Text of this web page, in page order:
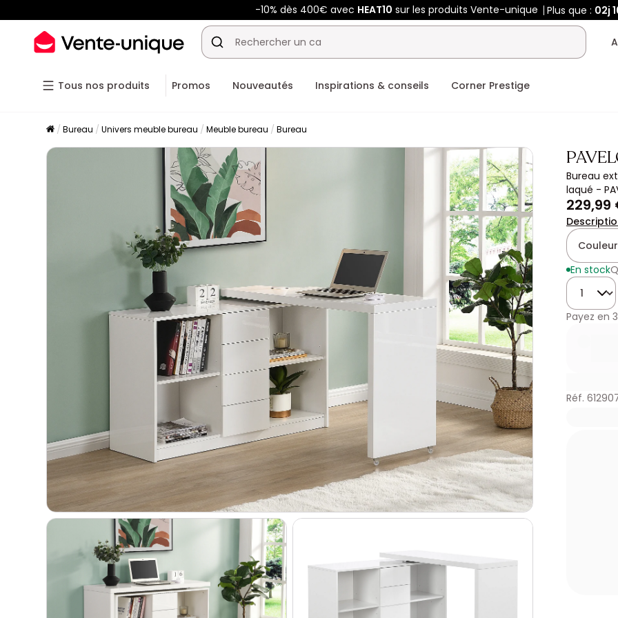
-10% dès 400€ avec HEAT10 sur les produits Vente-unique Plus que : 02j
Tous nos produits Promos Nouveautés Inspirations & conseils Corner Prestige
Bureau Univers meuble bureau Meuble bureau Bureau
Bureau
laqué -
229,99
En stock
Quantité
Payez en
Réf.